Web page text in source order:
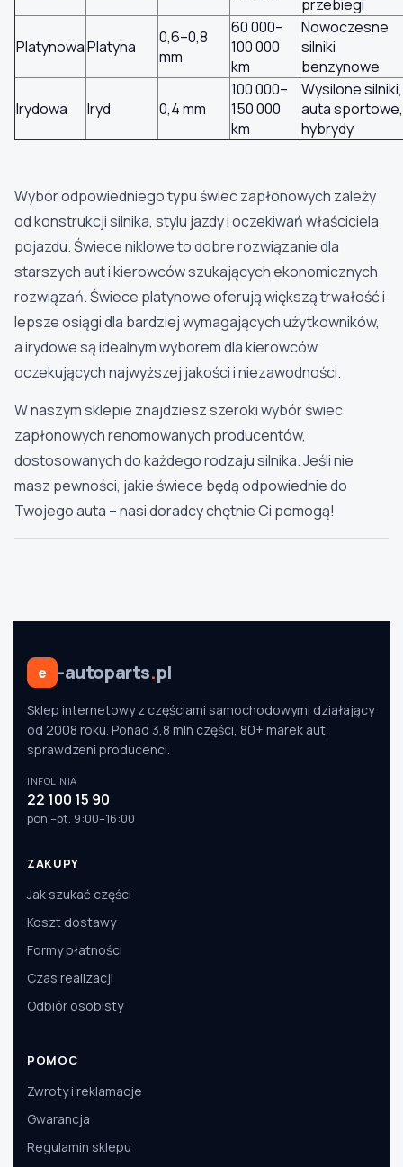
przebiegi
PlatynowaPlatyna
0,6–0,8
mm
60 000–
100 000
km
Nowoczesne
silniki
benzynowe
Irydowa Iryd 0,4 mm
100 000–
150 000
km
Wysilone silniki,
auta sportowe,
hybrydy
Wybór odpowiedniego typu świec zapłonowych zależy
od konstrukcji silnika, stylu jazdy i oczekiwań właściciela
pojazdu. Świece niklowe to dobre rozwiązanie dla
starszych aut i kierowców szukających ekonomicznych
rozwiązań. Świece platynowe oferują większą trwałość i
lepsze osiągi dla bardziej wymagających użytkowników,
a irydowe są idealnym wyborem dla kierowców
oczekujących najwyższej jakości i niezawodności.
W naszym sklepie znajdziesz szeroki wybór świec
zapłonowych renomowanych producentów,
dostosowanych do każdego rodzaju silnika. Jeśli nie
masz pewności, jakie świece będą odpowiednie do
Twojego auta – nasi doradcy chętnie Ci pomogą!
e -autoparts.pl
Sklep internetowy z częściami samochodowymi działający
od 2008 roku. Ponad 3,8 mln części, 80+ marek aut,
sprawdzeni producenci.
INFOLINIA
22 100 15 90
pon.–pt. 9:00–16:00
ZAKUPY
Jak szukać części
Koszt dostawy
Formy płatności
Czas realizacji
Odbiór osobisty
POMOC
Zwroty i reklamacje
Gwarancja
Regulamin sklepu